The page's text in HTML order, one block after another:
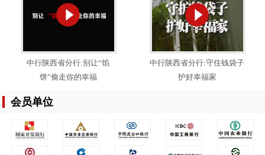
中行陕西省分行:别让“馅
饼”偷走你的幸福
中行陕西省分行:守住钱袋子
护好幸福家
会员单位